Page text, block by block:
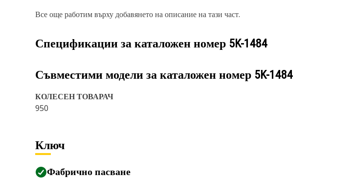
Все още работим върху добавянето на описание на тази част.
Спецификации за каталожен номер 5K-1484
Съвместими модели за каталожен номер 5K-1484
КОЛЕСЕН ТОВАРАЧ
950
Ключ
Фабрично пасване